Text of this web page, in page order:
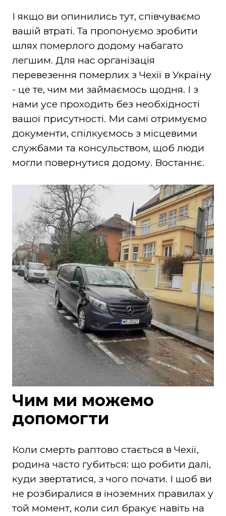
І якщо ви опинились тут, співчуваємо
вашій втраті. Та пропонуємо зробити
шлях померлого додому набагато
легшим. Для нас організація
перевезення померлих з Чехії в Україну
- це те, чим ми займаємось щодня. І з
нами усе проходить без необхідності
вашої присутності. Ми самі отримуємо
документи, спілкуємось з місцевими
службами та консульством, щоб люди
могли повернутися додому. Востаннє.
Чим ми можемо
допомогти
Коли смерть раптово стається в Чехії,
родина часто губиться: що робити далі,
куди звертатися, з чого почати. І щоб ви
не розбиралися в іноземних правилах у
той момент, коли сил бракує навіть на